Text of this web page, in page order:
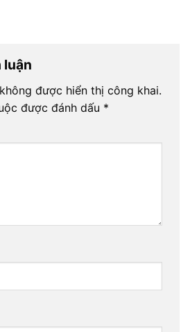
luận
được hiển thị công khai.
được đánh dấu *